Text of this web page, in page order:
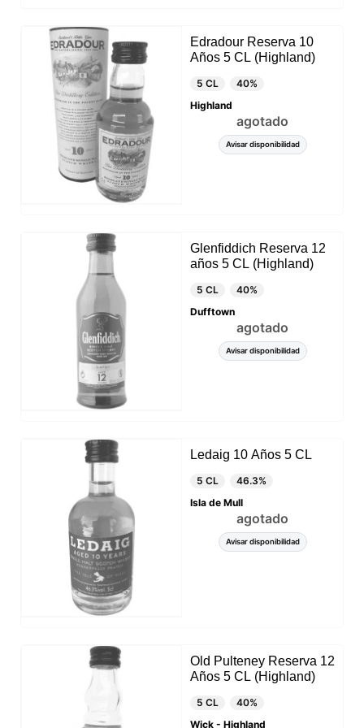
Edradour Reserva 10
Años 5 CL (Highland)
5 CL
40%
Highland
agotado
Avisar disponibilidad
Glenfiddich Reserva 12
años 5 CL (Highland)
5 CL
40%
Dufftown
agotado
Avisar disponibilidad
Ledaig 10 Años 5 CL
5 CL
46.3%
Isla de Mull
agotado
Avisar disponibilidad
Old Pulteney Reserva 12
Años 5 CL (Highland)
5 CL
40%
Wick - Highland